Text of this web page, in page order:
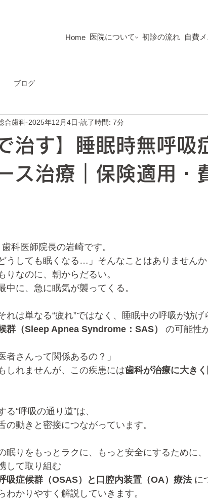
Home 医院について 初診の流れ 自費
ブログ
治す】睡眠時無呼吸
ス治療｜保険適用・
合歯科 2025年12月4日 読了時間: 7分
科医師院長の岩崎です。
うしても眠くなる…」そんなことはありませんか
りなのに、朝からだるい。
中に、急に眠気が襲ってくる。
れは単なる“疲れ”ではなく、睡眠中の呼吸が妨げ
群（Sleep Apnea Syndrome：SAS）
の可能性
者さんって関係あるの？」
しれませんが、この疾患には歯科が治療に大き
“呼吸の通り道”は、
の動きと密接につながっています。
眠りをもっとラクに、もっと安全にするために、
して取り組む
吸症候群（OSAS）と口腔内装置（OA）療法 に
わかりやすく解説していきます。